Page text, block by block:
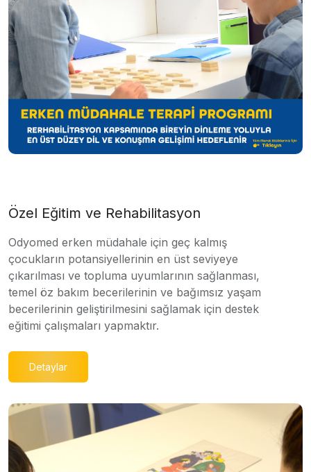
Özel Eğitim ve Rehabilitasyon
Odyomed erken müdahale için geç kalmış
çocukların potansiyellerinin en üst seviyeye
çıkarılması ve topluma uyumlarının sağlanması,
temel öz bakım becerilerinin ve bağımsız yaşam
becerilerinin geliştirilmesini sağlamak için destek
eğitimi çalışmaları yapmaktır.
Detaylar